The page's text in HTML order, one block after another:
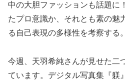
中の大胆ファッションも話題に
たプロ意識か、それとも素の魅
る自己表現の多様性を考察する。
今週、天羽希純さんが見せた二
ています。デジタル写真集『躾